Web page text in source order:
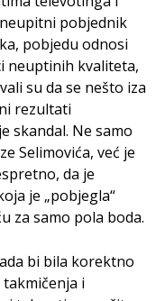
pobjednik
pobjedu odnosi
neuptinih kvaliteta,
su da se nešto iza
rezultati
skandal. Ne samo
Selimovića, već je
da je
je „pobjegla“
za samo pola boda.
bi bila korektno
i